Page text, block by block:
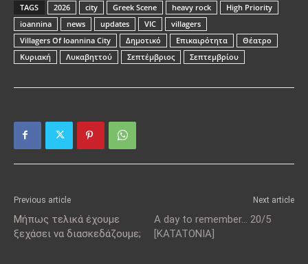
TAGS 2026 city Greek Scene heavy rock
High Priority
ioannina
news updates VIC
villagers
Villagers Of Ioannina City
Δημοτικό Επικαιρότητα
Θέατρο
Κυριακή
Λυκαβηττού Σεπτέμβριος Σεπτεμβρίου
Previous article
Μήπως τελικά έχουμε
ξεχάσει να διασκεδάζουμε;
Next article
A day to remember… 20/5
[KATATONIA]